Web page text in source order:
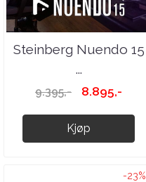
Steinberg Nuendo 15
...
9.395,- 8.895,-
Kjøp
-23%